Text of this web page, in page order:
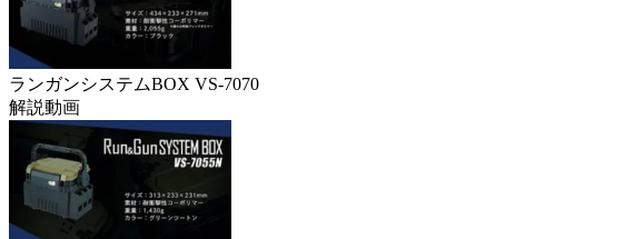
ランガンシステムBOX VS-7070
解説動画